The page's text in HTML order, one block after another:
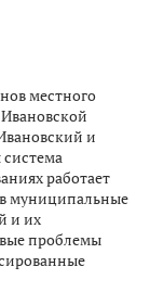
местного
и
работает
муниципальные
и их
проблемы